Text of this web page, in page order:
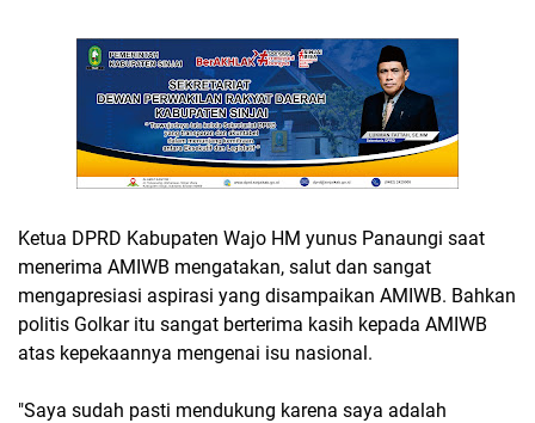
Ketua DPRD Kabupaten Wajo HM yunus Panaungi saat
menerima AMIWB mengatakan, salut dan sangat
mengapresiasi aspirasi yang disampaikan AMIWB. Bahkan
politis Golkar itu sangat berterima kasih kepada AMIWB
atas kepekaannya mengenai isu nasional.
"Saya sudah pasti mendukung karena saya adalah